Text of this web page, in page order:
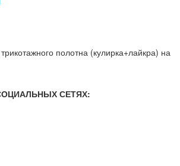
полотна (кулирка+лайкра) на
СЕТЯХ: